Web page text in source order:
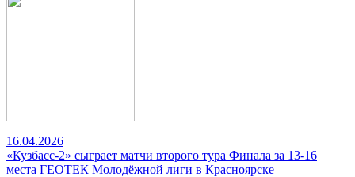
16.04.2026
«Кузбасс-2» сыграет матчи второго тура Финала за 13-16
места ГЕОТЕК Молодёжной лиги в Красноярске